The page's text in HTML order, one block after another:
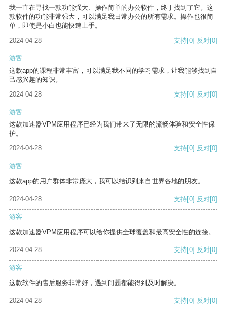
我一直在寻找一款功能强大、操作简单的办公软件，终于找到了它。这
款软件的功能非常强大，可以满足我日常办公的所有需求。操作也很简
单，即使是小白也能快速上手。
2024-04-28
支持[0] 反对[0]
游客
这款app的课程非常丰富，可以满足我不同的学习需求，让我能够找到自
己感兴趣的知识。
2024-04-28
支持[0] 反对[0]
游客
这款加速器VPM应用程序已经为我们带来了无限的流畅体验和安全性保
护。
2024-04-28
支持[0] 反对[0]
游客
这款app的用户群体非常庞大，我可以结识到来自世界各地的朋友。
2024-04-28 支持[0] 反对[0]
游客
这款加速器VPM应用程序可以给你提供全球覆盖和最高安全性的连接。
2024-04-28 支持[0] 反对[0]
游客
这款软件的售后服务非常好，遇到问题都能得到及时解决。
2024-04-28 支持[0] 反对[0]